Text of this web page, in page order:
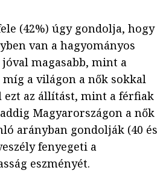
(42%) úgy gondolja, hogy
van a hagyományos
magasabb, mint a
míg a világon a nők sokkal
ezt az állítást, mint a férfiak
addig Magyarországon a nők
arányban gondolják (40 és
fenyegeti a
eszményét.